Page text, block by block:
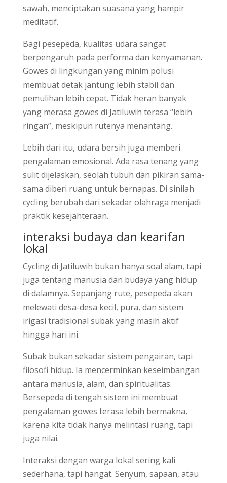
sawah, menciptakan suasana yang hampir
meditatif.
Bagi pesepeda, kualitas udara sangat
berpengaruh pada performa dan kenyamanan.
Gowes di lingkungan yang minim polusi
membuat detak jantung lebih stabil dan
pemulihan lebih cepat. Tidak heran banyak
yang merasa gowes di Jatiluwih terasa “lebih
ringan”, meskipun rutenya menantang.
Lebih dari itu, udara bersih juga memberi
pengalaman emosional. Ada rasa tenang yang
sulit dijelaskan, seolah tubuh dan pikiran sama-
sama diberi ruang untuk bernapas. Di sinilah
cycling berubah dari sekadar olahraga menjadi
praktik kesejahteraan.
interaksi budaya dan kearifan
lokal
Cycling di Jatiluwih bukan hanya soal alam, tapi
juga tentang manusia dan budaya yang hidup
di dalamnya. Sepanjang rute, pesepeda akan
melewati desa-desa kecil, pura, dan sistem
irigasi tradisional subak yang masih aktif
hingga hari ini.
Subak bukan sekadar sistem pengairan, tapi
filosofi hidup. Ia mencerminkan keseimbangan
antara manusia, alam, dan spiritualitas.
Bersepeda di tengah sistem ini membuat
pengalaman gowes terasa lebih bermakna,
karena kita tidak hanya melintasi ruang, tapi
juga nilai.
Interaksi dengan warga lokal sering kali
sederhana, tapi hangat. Senyum, sapaan, atau